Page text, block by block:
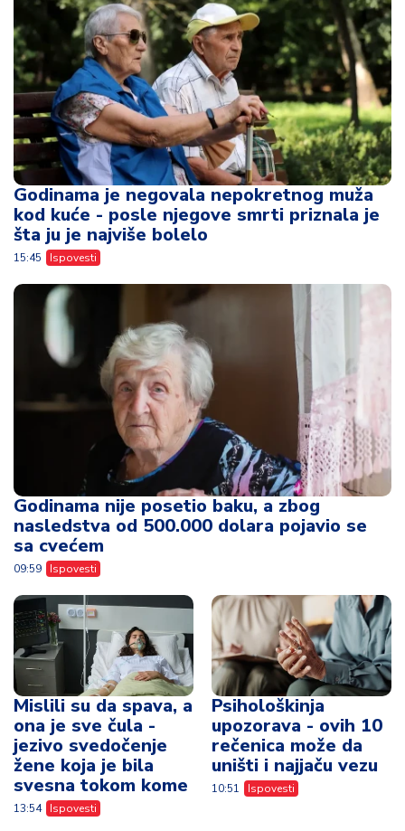
Godinama je negovala nepokretnog muža
kod kuće - posle njegove smrti priznala je
šta ju je najviše bolelo
15:45 Ispovesti
Godinama nije posetio baku, a zbog
nasledstva od 500.000 dolara pojavio se
sa cvećem
09:59 Ispovesti
Mislili su da spava, a
ona je sve čula -
jezivo svedočenje
žene koja je bila
svesna tokom kome
13:54 Ispovesti
Psihološkinja
upozorava - ovih 10
rečenica može da
uništi i najjaču vezu
10:51 Ispovesti